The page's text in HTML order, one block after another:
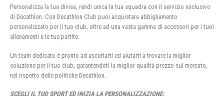
Personalizza la tua divisa, rendi unica la tua squadra con il servizio esclusivo
di Decathlon. Con Decathlon Club puoi acquistare abbigliamento
personalizzato per il tuo club, oltre ad una vasta gamma di accessori per i tuoi
allenamenti e le tue partite.
Un team dedicato è pronto ad ascoltarti ed aiutarti a trovare la miglior
soluzione per il tuo club, garantendoti la miglior qualità prezzo sul mercato,
nel rispetto delle politiche Decathlon.
SCEGLI IL TUO SPORT ED INIZIA LA PERSONALIZZAZIONE: